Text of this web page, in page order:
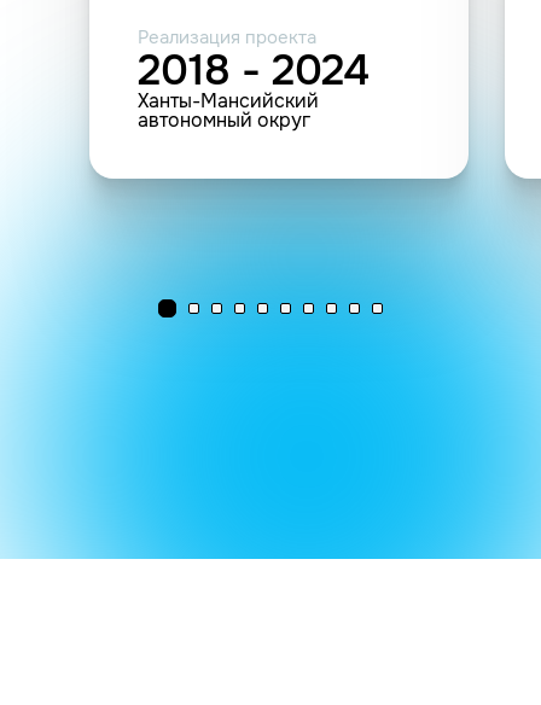
Реализация проекта
2018 - 2024
Ханты-Мансийский
автономный округ